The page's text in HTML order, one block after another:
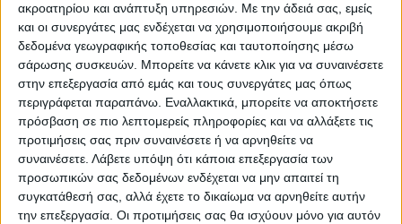
ακροατηρίου και ανάπτυξη υπηρεσιών. Με την άδειά σας, εμείς
και οι συνεργάτες μας ενδέχεται να χρησιμοποιήσουμε ακριβή
δεδομένα γεωγραφικής τοποθεσίας και ταυτοποίησης μέσω
σάρωσης συσκευών. Μπορείτε να κάνετε κλικ για να συναινέσετε
στην επεξεργασία από εμάς και τους συνεργάτες μας όπως
περιγράφεται παραπάνω. Εναλλακτικά, μπορείτε να αποκτήσετε
πρόσβαση σε πιο λεπτομερείς πληροφορίες και να αλλάξετε τις
προτιμήσεις σας πριν συναινέσετε ή να αρνηθείτε να
συναινέσετε. Λάβετε υπόψη ότι κάποια επεξεργασία των
προσωπικών σας δεδομένων ενδέχεται να μην απαιτεί τη
συγκατάθεσή σας, αλλά έχετε το δικαίωμα να αρνηθείτε αυτήν
την επεξεργασία. Οι προτιμήσεις σας θα ισχύουν μόνο για αυτόν
Οι καταστάσεις που θα αναρτηθούν σε όλα τα ΓΕΛ και
ΕΠΑΛ της χώρας, θα περιέχουνμόνο τον κωδικό κάθε
υποψηφίουκαι τα βαθμολογικά του στοιχεία ανά
εξεταζόμενο μάθημα.Επιπλέον, όλοι οι υποψήφιοι θα
μπορούν να αναζητούν τη βαθμολογία τους στην
ιστοσελίδα πληκτρολογώντας τονοκταψήφιο
κωδικό τουςκαι τους τέσσερις αρχικούς χαρακτήρες
από το επώνυμο, το όνομα, το πατρώνυμο και το
μητρώνυμό τους με κεφαλαίους ελληνικούς
χαρακτήρες.